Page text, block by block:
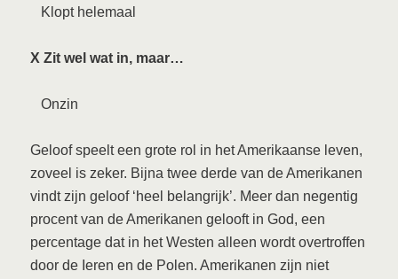
Klopt helemaal
X Zit wel wat in, maar…
Onzin
Geloof speelt een grote rol in het Amerikaanse leven,
zoveel is zeker. Bijna twee derde van de Amerikanen
vindt zijn geloof ‘heel belangrijk’. Meer dan negentig
procent van de Amerikanen gelooft in God, een
percentage dat in het Westen alleen wordt overtroffen
door de Ieren en de Polen. Amerikanen zijn niet